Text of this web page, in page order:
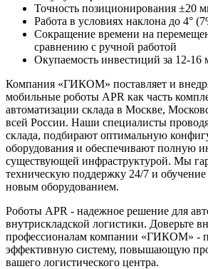
Точность позиционирования ±20
Работа в условиях наклона до 4°
Сокращение времени на
сравнению с ручной работой
Окупаемость инвестиций за 12-16
Компания «ГИКОМ» поставляет и
мобильные роботы APR как часть
автоматизации склада в Москве,
всей России. Наши специалисты
склада, подбирают оптимальную
оборудования и обеспечивают полную
существующей инфраструктурой. Мы
техническую поддержку 24/7 и обучение
новым оборудованием.
Роботы APR - надежное решение для
внутрискладской логистики. Доверьте
профессионалам компании «ГИКОМ» -
эффективную систему, повышающую
вашего логистического центра.